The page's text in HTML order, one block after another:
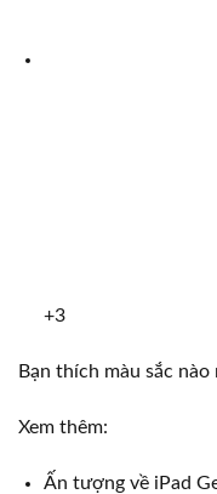
+3
Bạn thích màu sắc
Xem thêm:
Ấn tượng về iPad